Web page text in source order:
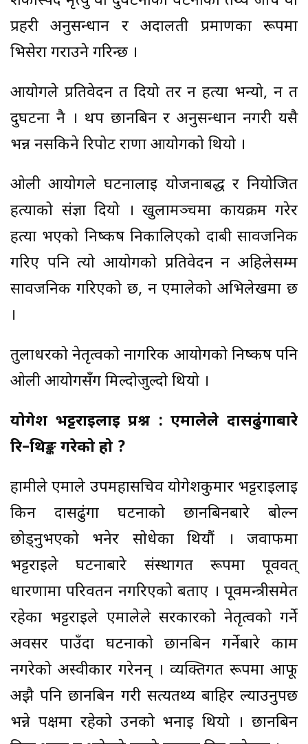
प्रहरी अनुसन्धान र अदालती प्रमाणका रूपमा
भिसेरा गराउने गरिन्छ ।
आयोगले प्रतिवेदन त दियो तर न हत्या भन्यो, न त
दुर्घटना नै । थप छानबिन र अनुसन्धान नगरी यसै
भन्न नसकिने रिपोर्ट राणा आयोगको थियो ।
ओली आयोगले घटनालाई योजनाबद्ध र नियोजित
हत्याको संज्ञा दियो । खुलामञ्चमा कार्यक्रम गरेर
हत्या भएको निष्कर्ष निकालिएको दाबी सार्वजनिक
गरिए पनि त्यो आयोगको प्रतिवेदन न अहिलेसम्म
सार्वजनिक गरिएको छ, न एमालेको अभिलेखमा छ
।
तुलाधरको नेतृत्वको नागरिक आयोगको निष्कर्ष पनि
ओली आयोगसँग मिल्दोजुल्दो थियो ।
योगेश भट्टराईलाई प्रश्न : एमालेले दासढुंगाबारे
रि–थिङ्क गरेको हो ?
हामीले एमाले उपमहासचिव योगेशकुमार भट्टराईलाई
किन दासढुंगा घटनाको छानबिनबारे बोल्न
छोड्नुभएको भनेर सोधेका थियौं । जवाफमा
भट्टराईले घटनाबारे संस्थागत रूपमा पूर्ववत्
धारणामा परिवर्तन नगरिएको बताए । पूर्वमन्त्रीसमेत
रहेका भट्टराईले एमालेले सरकारको नेतृत्वको गर्ने
अवसर पाउँदा घटनाको छानबिन गर्नेबारे काम
नगरेको अस्वीकार गरेनन् । व्यक्तिगत रूपमा आफू
अझै पनि छानबिन गरी सत्यतथ्य बाहिर ल्याउनुपर्छ
भन्ने पक्षमा रहेको उनको भनाइ थियो । छानबिन